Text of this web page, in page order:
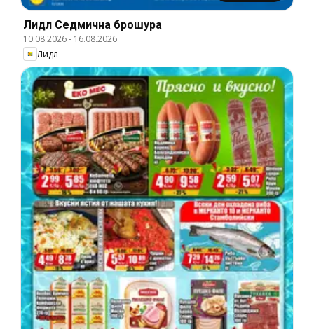
Лидл Cедмична брошура
10.08.2026- 16.08.2026
Лидл